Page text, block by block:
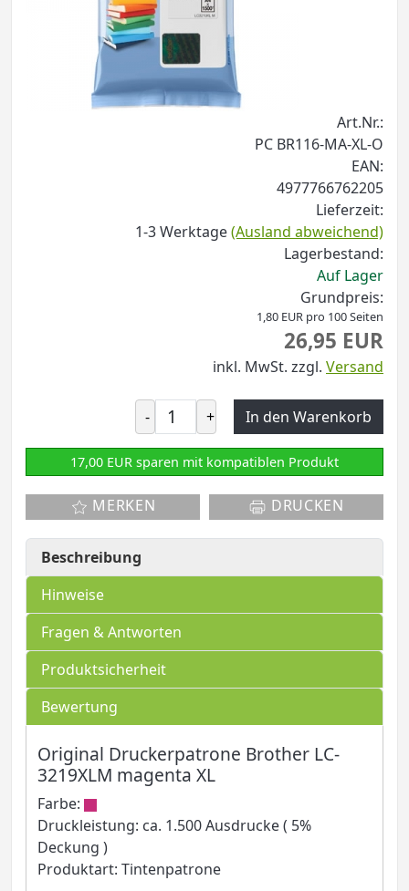
Art.Nr.:
PC BR116-MA-XL-O
EAN:
4977766762205
Lieferzeit:
1-3 Werktage(Ausland abweichend)
Lagerbestand:
Auf Lager
Grundpreis:
1,80 EUR pro 100 Seiten
26,95 EUR
inkl. MwSt. zzgl. Versand
- + In den Warenkorb
17,00 EUR sparen mit kompatiblen Produkt
MERKEN DRUCKEN
Beschreibung
Hinweise
Fragen & Antworten
Produktsicherheit
Bewertung
Original Druckerpatrone Brother LC-
3219XLM magenta XL
Farbe:
Druckleistung: ca. 1.500 Ausdrucke ( 5%
Deckung )
Produktart: Tintenpatrone